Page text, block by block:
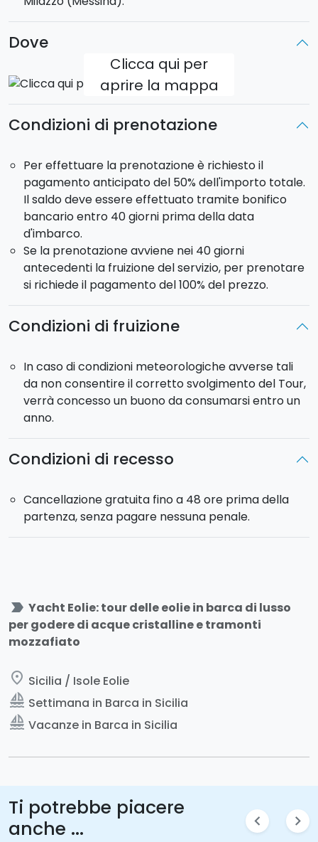
Dove
Clicca qui per
aprire la mappa
Condizioni di prenotazione
Per effettuare la prenotazione è richiesto il
pagamento anticipato del 50% dell'importo totale.
Il saldo deve essere effettuato tramite bonifico
bancario entro 40 giorni prima della data
d'imbarco.
Se la prenotazione avviene nei 40 giorni
antecedenti la fruizione del servizio, per prenotare
si richiede il pagamento del 100% del prezzo.
Condizioni di fruizione
In caso di condizioni meteorologiche avverse tali
da non consentire il corretto svolgimento del Tour,
verrà concesso un buono da consumarsi entro un
anno.
Condizioni di recesso
Cancellazione gratuita fino a 48 ore prima della
partenza, senza pagare nessuna penale.
label_important Yacht Eolie: tour delle eolie in barca di lusso
per godere di acque cristalline e tramonti
mozzafiato
place Sicilia / Isole Eolie
sailing Settimana in Barca in Sicilia
sailing Vacanze in Barca in Sicilia
Ti potrebbe piacere
anche ...
chevron_left chevron_right